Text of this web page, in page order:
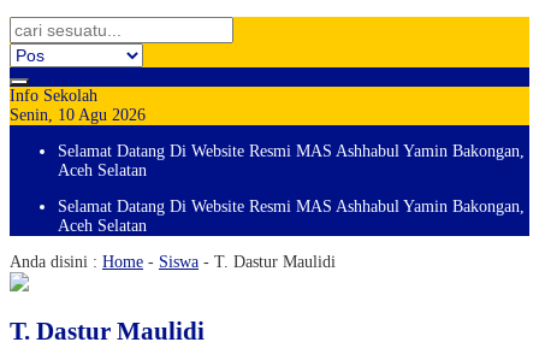
Info Sekolah
Senin, 10 Agu 2026
Selamat Datang Di Website Resmi MAS Ashhabul Yamin Bakongan,
Aceh Selatan
Selamat Datang Di Website Resmi MAS Ashhabul Yamin Bakongan,
Aceh Selatan
Anda disini : Home - Siswa - T. Dastur Maulidi
T. Dastur Maulidi